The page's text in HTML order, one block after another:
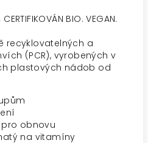
BIO. VEGAN.
recyklovatelných a
(PCR), vyrobených v
plastových nádob od
obnovu
na vitamíny